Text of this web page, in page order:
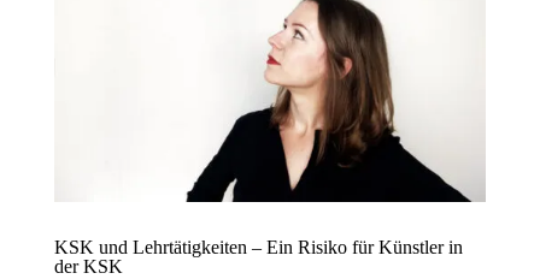
KSK und Lehrtätigkeiten – Ein Risiko für Künstler in
der KSK